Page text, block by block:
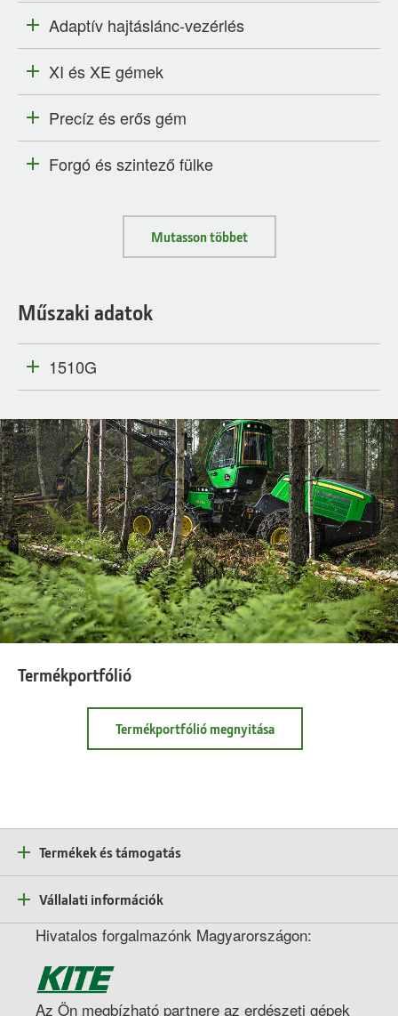
Adaptív hajtáslánc-vezérlés
XI és XE gémek
Precíz és erős gém
Forgó és szintező fülke
Mutasson többet
Műszaki adatok
1510G
Termékportfólió
Termékportfólió megnyitásaTermékportfólió
Termékportfólió
Termékek és támogatás
Vállalati információk
Hivatalos forgalmazónk Magyarországon:
Az Ön megbízható partnere az erdészeti gépek